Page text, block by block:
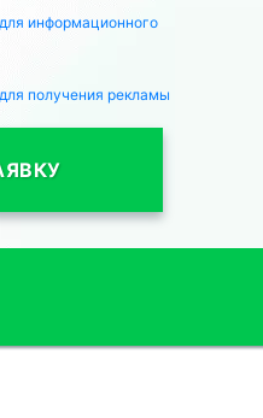
информационного
получения рекламы